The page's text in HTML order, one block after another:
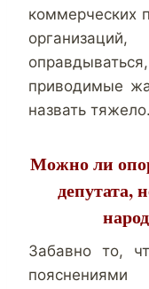
коммерческих
приводимые
назвать тяжело.
Можно ли
депутата,
Забавно то,
пояснениями